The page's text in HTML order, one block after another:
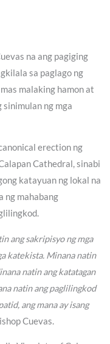
na ang pagiging
sa paglago ng
malaking hamon at
ng mga
erection ng
Cathedral, sinabi
katayuan ng lokal na
ng mahabang
ang sakripisyo ng mga
katekista. Minana natin
natin ang katatagan
natin ang paglilingkod
ang mana ay isang
Cuevas.